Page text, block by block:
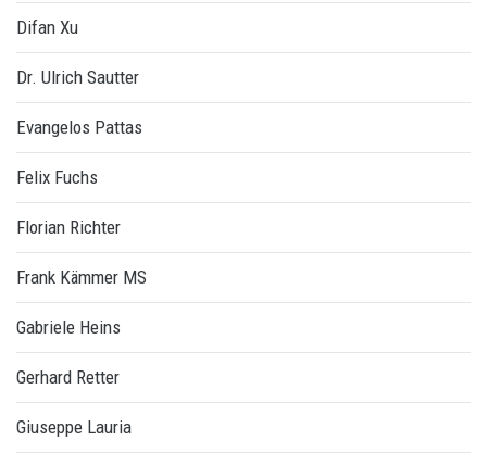
Difan Xu
Dr. Ulrich Sautter
Evangelos Pattas
Felix Fuchs
Florian Richter
Frank Kämmer MS
Gabriele Heins
Gerhard Retter
Giuseppe Lauria